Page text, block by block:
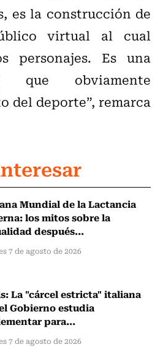
es la construcción de
virtual al cual
personajes. Es una
que obviamente
del deporte”, remarca
Mundial de la Lactancia
los mitos sobre la
después...
7 de agosto de 2026
La "cárcel estricta" italiana
Gobierno estudia
para...
7 de agosto de 2026